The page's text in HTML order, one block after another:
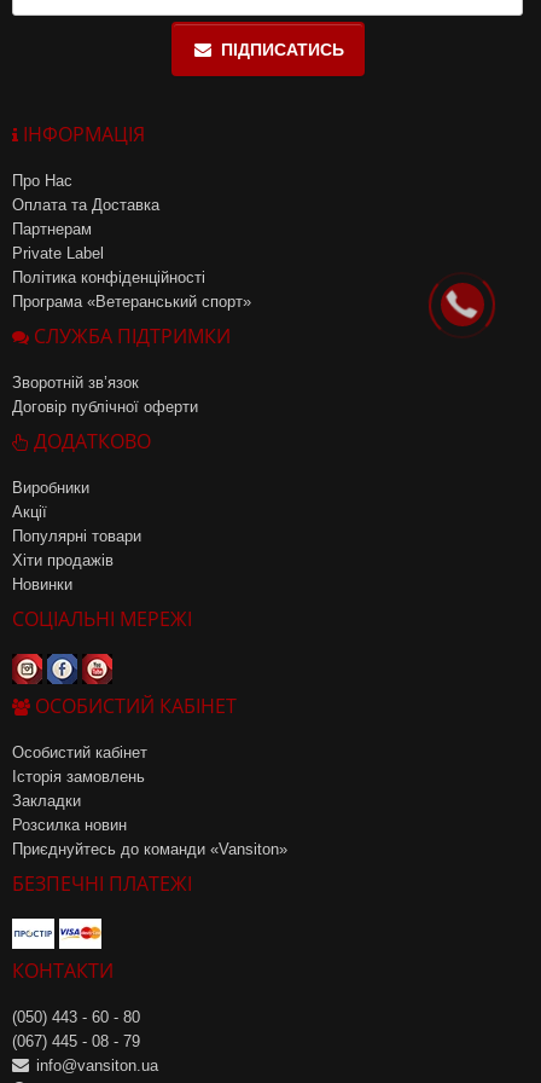
ПІДПИСАТИСЬ
ІНФОРМАЦІЯ
Про Нас
Оплата та Доставка
Партнерам
Private Label
Політика конфіденційності
Програма «Ветеранський спорт»
СЛУЖБА ПІДТРИМКИ
Зворотній зв’язок
Договір публічної оферти
ДОДАТКОВО
Виробники
Акції
Популярні товари
Хіти продажів
Новинки
СОЦІАЛЬНІ МЕРЕЖІ
ОСОБИСТИЙ КАБІНЕТ
Особистий кабінет
Історія замовлень
Закладки
Розсилка новин
Приєднуйтесь до команди «Vansiton»
БЕЗПЕЧНІ ПЛАТЕЖІ
КОНТАКТИ
(050) 443 - 60 - 80
(067) 445 - 08 - 79
info@vansiton.ua